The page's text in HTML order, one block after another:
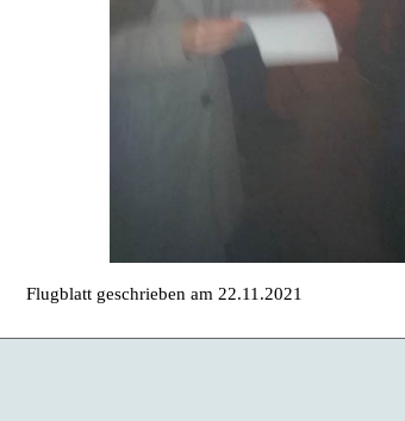
Flugblatt geschrieben am 22.11.2021